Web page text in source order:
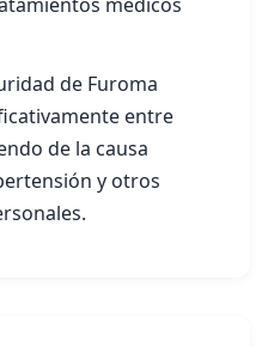
de Furoma
entre
de la causa
y otros